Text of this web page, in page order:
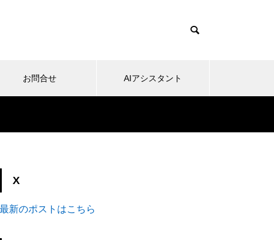
お問合せ AIアシスタント
X
最新のポストはこちら